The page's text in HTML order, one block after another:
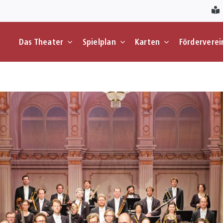
Das Theater Spielplan Karten